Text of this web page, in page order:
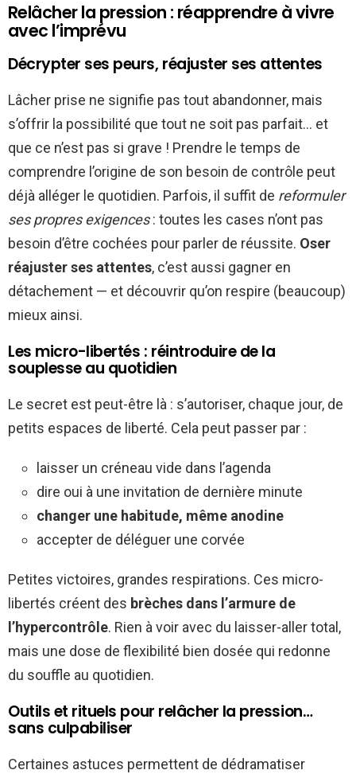
Relâcher la pression : réapprendre à vivre
avec l’imprévu
Décrypter ses peurs, réajuster ses attentes
Lâcher prise ne signifie pas tout abandonner, mais
s’offrir la possibilité que tout ne soit pas parfait… et
que ce n’est pas si grave ! Prendre le temps de
comprendre l’origine de son besoin de contrôle peut
déjà alléger le quotidien. Parfois, il suffit de reformuler
ses propres exigences: toutes les cases n’ont pas
besoin d’être cochées pour parler de réussite. Oser
réajuster ses attentes, c’est aussi gagner en
détachement — et découvrir qu’on respire (beaucoup)
mieux ainsi.
Les micro-libertés : réintroduire de la
souplesse au quotidien
Le secret est peut-être là : s’autoriser, chaque jour, de
petits espaces de liberté. Cela peut passer par :
laisser un créneau vide dans l’agenda
dire oui à une invitation de dernière minute
changer une habitude, même anodine
accepter de déléguer une corvée
Petites victoires, grandes respirations. Ces micro-
libertés créent des brèches dans l’armure de
l’hypercontrôle. Rien à voir avec du laisser-aller total,
mais une dose de flexibilité bien dosée qui redonne
du souffle au quotidien.
Outils et rituels pour relâcher la pression…
sans culpabiliser
Certaines astuces permettent de dédramatiser